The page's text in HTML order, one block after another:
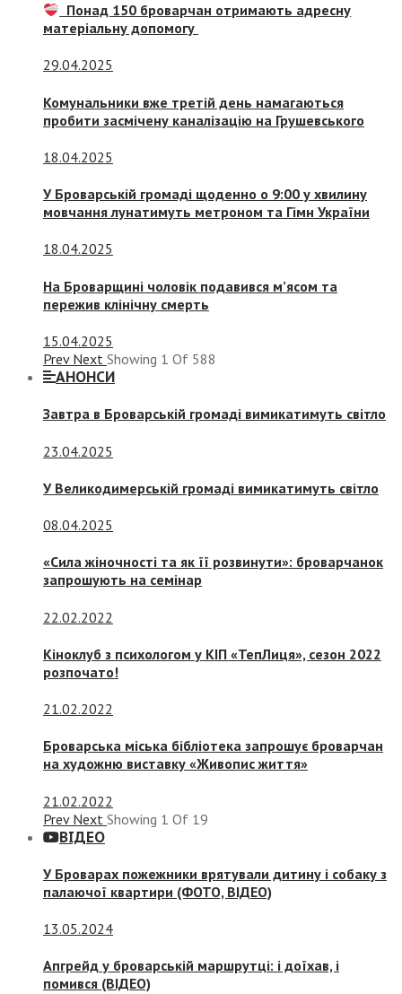
Понад 150 броварчан отримають адресну
матеріальну допомогу
29.04.2025
Комунальники вже третій день намагаються
пробити засмічену каналізацію на Грушевського
18.04.2025
У Броварській громаді щоденно о 9:00 у хвилину
мовчання лунатимуть метроном та Гімн України
18.04.2025
На Броварщині чоловік подавився м’ясом та
пережив клінічну смерть
15.04.2025
Prev Next Showing 1 Of 588
АНОНСИ
Завтра в Броварській громаді вимикатимуть світло
23.04.2025
У Великодимерській громаді вимикатимуть світло
08.04.2025
«Сила жіночності та як її розвинути»: броварчанок
запрошують на семінар
22.02.2022
Кіноклуб з психологом у КІП «ТепЛиця», сезон 2022
розпочато!
21.02.2022
Броварська міська бібліотека запрошує броварчан
на художню виставку «Живопис життя»
21.02.2022
Prev Next Showing 1 Of 19
ВІДЕО
У Броварах пожежники врятували дитину і собаку з
палаючої квартири (ФОТО, ВІДЕО)
13.05.2024
Апгрейд у броварській маршрутці: і доїхав, і
помився (ВІДЕО)